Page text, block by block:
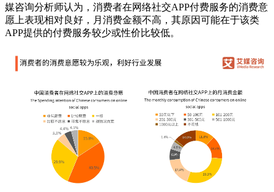
媒咨询分析师认为，消费者在网络社交APP付费服务的消费意
愿上表现相对良好，月消费金额不高，其原因可能在于该类
APP提供的付费服务较少或性价比较低。